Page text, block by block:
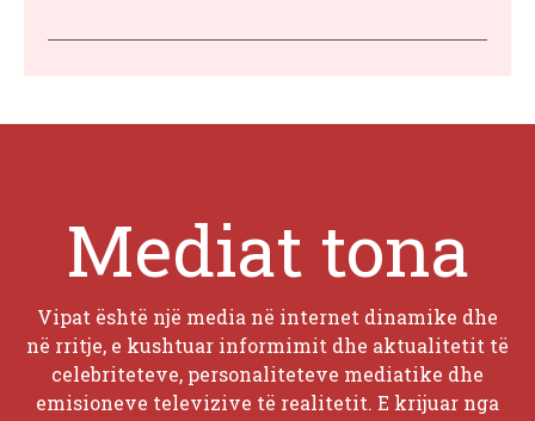
Mediat tona
Vipat është një media në internet dinamike dhe
në rritje, e kushtuar informimit dhe aktualitetit të
celebriteteve, personaliteteve mediatike dhe
emisioneve televizive të realitetit. E krijuar nga